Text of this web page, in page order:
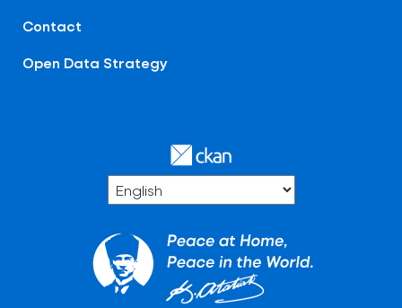
Contact
Open Data Strategy